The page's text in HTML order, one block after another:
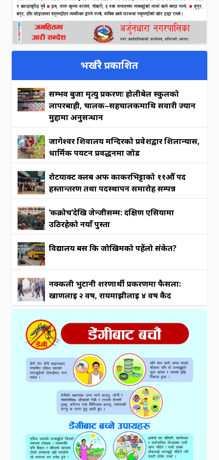
भर्खरै प्रकाशित
सम्भव बुर्जा मृत्यु प्रकरणः होलीबेल स्कुलको
लापरबाही, चालक–सहचालकमाथि सवारी ज्यान
मुद्दामा अनुसन्धान
जागेश्वर शिवालय मन्दिरको प्रवेशद्वार शिलान्यास,
धार्मिक पर्यटन प्रवर्द्धनमा जोड
रोटर्याक्ट क्लब अफ काकरभिट्टाको ११औँ पद
हस्तान्तरण तथा पदस्थापन समारोह सम्पन्न
‘कक्रोच’देखि जेन्जीसम्म: दक्षिण एसियामा
उठिरहेको नयाँ पुस्ता
विद्यालय बस कि जोखिमको पहेंलो संकेत?
नक्कली भुटानी शरणार्थी प्रकरणमा फैसला:
खाणलाई २ वर्ष, रायमाझीलाई ४ वर्ष कैद